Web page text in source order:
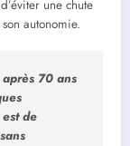
une chute
autonomie.
70 ans
de